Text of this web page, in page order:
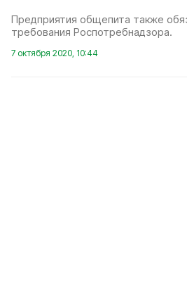
Предприятия общепита также
требования Роспотребнадзора.
7 октября 2020, 10:44